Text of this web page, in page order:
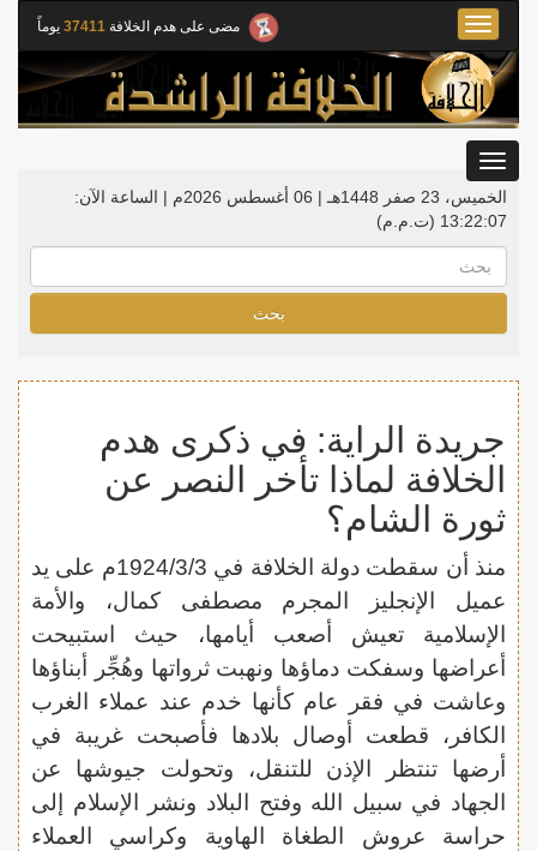
مضى على هدم الخلافة 37411 يوماً
Toggle
navigation
الخميس، 23 صفر 1448هـ | 06 أغسطس 2026م |
الساعة الآن:
13:22:08 (ت.م.م)
بحث
جريدة الراية: في ذكرى هدم
الخلافة لماذا تأخر النصر عن
ثورة الشام؟
منذ أن سقطت دولة الخلافة في 1924/3/3م على يد
عميل الإنجليز المجرم مصطفى كمال، والأمة
الإسلامية تعيش أصعب أيامها، حيث استبيحت
أعراضها وسفكت دماؤها ونهبت ثرواتها وهُجِّر أبناؤها
وعاشت في فقر عام كأنها خدم عند عملاء الغرب
الكافر، قطعت أوصال بلادها فأصبحت غريبة في
أرضها تنتظر الإذن للتنقل، وتحولت جيوشها عن
الجهاد في سبيل الله وفتح البلاد ونشر الإسلام إلى
حراسة عروش الطغاة الهاوية وكراسي العملاء